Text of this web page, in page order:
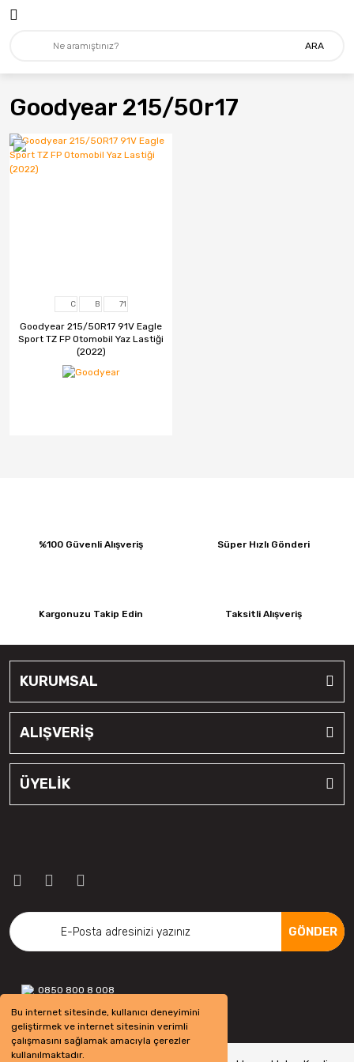
Bu internet sitesinde, kullanıcı deneyimini
geliştirmek ve internet sitesinin verimli
çalışmasını sağlamak amacıyla çerezler
kullanılmaktadır.
ARA
Goodyear 215/50r17
C B 71
Goodyear 215/50R17 91V Eagle
Sport TZ FP Otomobil Yaz Lastiği
(2022)
%100 Güvenli Alışveriş Süper Hızlı Gönderi
Kargonuzu Takip Edin Taksitli Alışveriş
KURUMSAL
ALIŞVERİŞ
ÜYELİK
GÖNDER
0850 800 8 008